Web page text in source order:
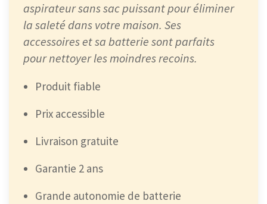
aspirateur sans sac puissant pour éliminer
la saleté dans votre maison. Ses
accessoires et sa batterie sont parfaits
pour nettoyer les moindres recoins.
Produit fiable
Prix accessible
Livraison gratuite
Garantie 2 ans
Grande autonomie de batterie